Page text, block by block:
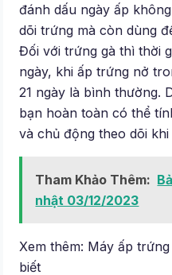
đánh dấu ngày ấp
dõi trứng mà còn dùng
Đối với trứng gà thì thời
ngày, khi ấp trứng nở
21 ngày là bình thường.
bạn hoàn toàn có thể
và chủ động theo dõi
Tham Khảo Thêm:
nhật 03/12/2023
Xem thêm: Máy ấp
biết